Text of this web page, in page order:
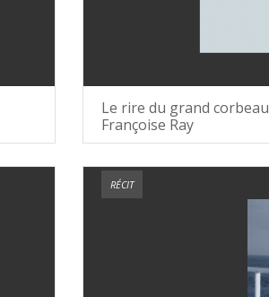
Le rire du grand corbeau
Françoise Ray
RÉCIT